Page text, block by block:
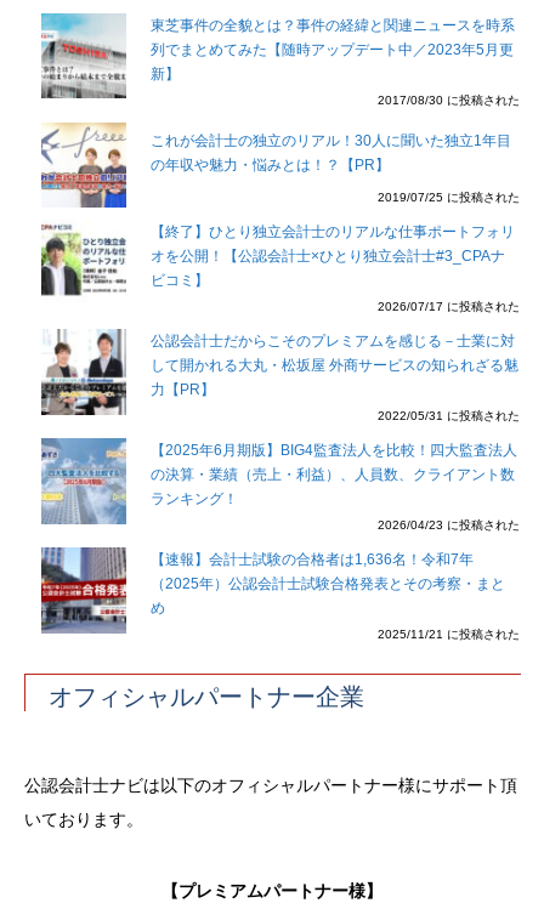
東芝事件の全貌とは？事件の経緯と関連ニュースを時系
列でまとめてみた【随時アップデート中／2023年5月更
新】
2017/08/30 に投稿された
これが会計士の独立のリアル！30人に聞いた独立1年目
の年収や魅力・悩みとは！？【PR】
2019/07/25 に投稿された
【終了】ひとり独立会計士のリアルな仕事ポートフォリ
オを公開！【公認会計士×ひとり独立会計士#3_CPAナ
ビコミ】
2026/07/17 に投稿された
公認会計士だからこそのプレミアムを感じる－士業に対
して開かれる大丸・松坂屋 外商サービスの知られざる魅
力【PR】
2022/05/31 に投稿された
【2025年6月期版】BIG4監査法人を比較！四大監査法人
の決算・業績（売上・利益）、人員数、クライアント数
ランキング！
2026/04/23 に投稿された
【速報】会計士試験の合格者は1,636名！令和7年
（2025年）公認会計士試験合格発表とその考察・まと
め
2025/11/21 に投稿された
オフィシャルパートナー企業
公認会計士ナビは以下のオフィシャルパートナー様にサポート頂
いております。
【プレミアムパートナー様】